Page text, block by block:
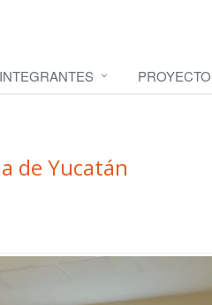
INTEGRANTES
de Yucatán